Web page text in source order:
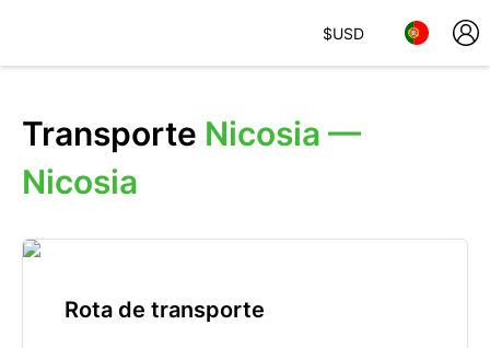
$USD
Transporte Nicosia —
Nicosia
Rota de transporte